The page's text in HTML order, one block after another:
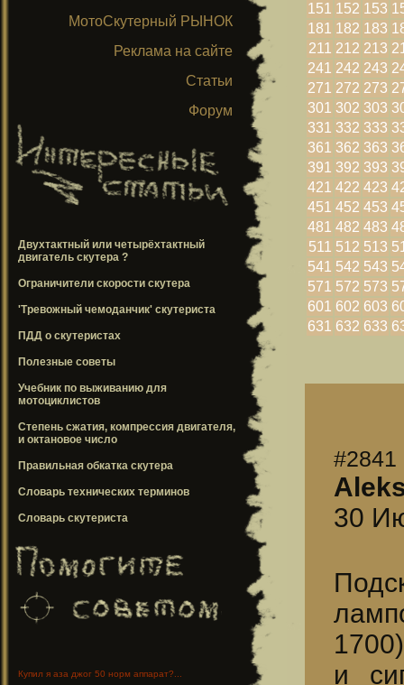
МотоСкутерный РЫНОК
Реклама на сайте
Статьи
Форум
Двухтактный или четырёхтактный
двигатель скутера ?
Ограничители скорости скутера
'Тревожный чемоданчик' скутериста
ПДД о скутеристах
Полезные советы
Учебник по выживанию для
мотоциклистов
Степень сжатия, компрессия двигателя,
и октановое число
Правильная обкатка скутера
Словарь технических терминов
Словарь скутериста
Купил я аза джог 50 норм аппарат?...
151 152 153
181 182 183
211 212 213
241 242 243
271 272 273
301 302 303
331 332 333
361 362 363
391 392 393
421 422 423
451 452 453
481 482 483
511 512 513
541 542 543
571 572 573
601 602 603
631 632 633
#2841
30
и